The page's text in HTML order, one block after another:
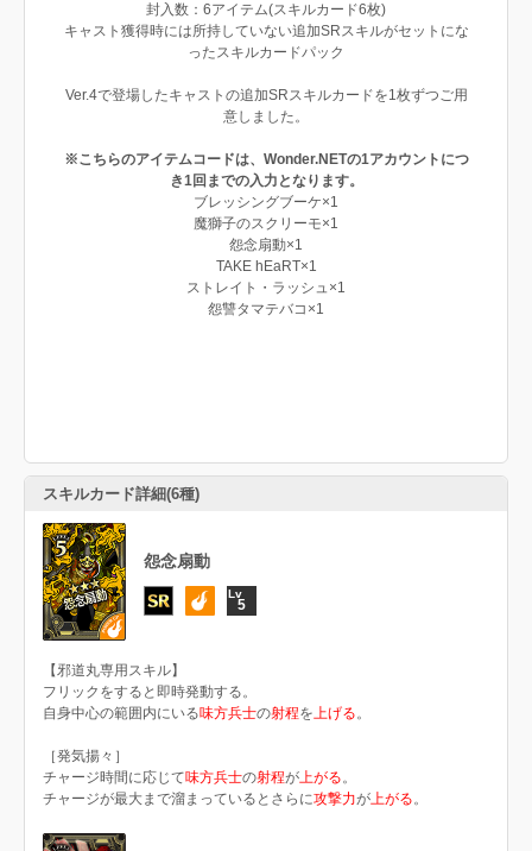
封入数：6アイテム(スキルカード6枚)
キャスト獲得時には所持していない追加SRスキルがセットにな
ったスキルカードパック
Ver.4で登場したキャストの追加SRスキルカードを1枚ずつご用
意しました。
※こちらのアイテムコードは、Wonder.NETの1アカウントにつ
き1回までの入力となります。
ブレッシングブーケ×1
魔獅子のスクリーモ×1
怨念扇動×1
TAKE hEaRT×1
ストレイト・ラッシュ×1
怨讐タマテバコ×1
スキルカード詳細(6種)
怨念扇動
5
【邪道丸専用スキル】
フリックをすると即時発動する。
自身中心の範囲内にいる味方兵士の射程を上げる。
［発気揚々］
チャージ時間に応じて味方兵士の射程が上がる。
チャージが最大まで溜まっているとさらに攻撃力が上がる。